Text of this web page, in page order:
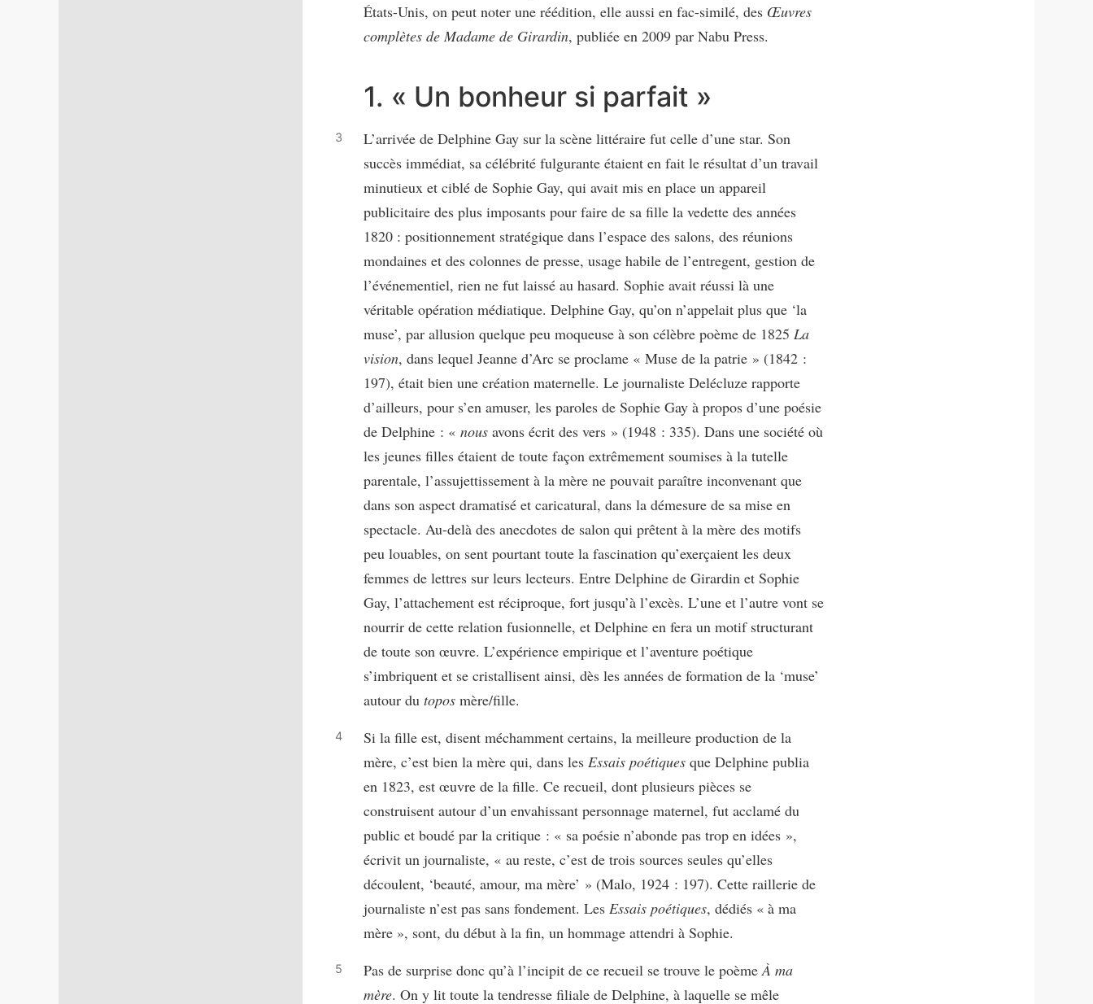
États-Unis, on peut noter une réédition, elle aussi en fac-similé, des Œuvres
complètes de Madame de Girardin, publiée en 2009 par Nabu Press.
1. « Un bonheur si parfait »
L’arrivée de Delphine Gay sur la scène littéraire fut celle d’une star. Son
succès immédiat, sa célébrité fulgurante étaient en fait le résultat d’un travail
minutieux et ciblé de Sophie Gay, qui avait mis en place un appareil
publicitaire des plus imposants pour faire de sa fille la vedette des années
1820 : positionnement stratégique dans l’espace des salons, des réunions
mondaines et des colonnes de presse, usage habile de l’entregent, gestion de
l’événementiel, rien ne fut laissé au hasard. Sophie avait réussi là une
véritable opération médiatique. Delphine Gay, qu’on n’appelait plus que ‘la
muse’, par allusion quelque peu moqueuse à son célèbre poème de 1825 La
vision, dans lequel Jeanne d’Arc se proclame « Muse de la patrie » (1842 :
197), était bien une création maternelle. Le journaliste Delécluze rapporte
d’ailleurs, pour s’en amuser, les paroles de Sophie Gay à propos d’une poésie
de Delphine : « nous avons écrit des vers » (1948 : 335). Dans une société où
les jeunes filles étaient de toute façon extrêmement soumises à la tutelle
parentale, l’assujettissement à la mère ne pouvait paraître inconvenant que
dans son aspect dramatisé et caricatural, dans la démesure de sa mise en
spectacle. Au-delà des anecdotes de salon qui prêtent à la mère des motifs
peu louables, on sent pourtant toute la fascination qu’exerçaient les deux
femmes de lettres sur leurs lecteurs. Entre Delphine de Girardin et Sophie
Gay, l’attachement est réciproque, fort jusqu’à l’excès. L’une et l’autre vont se
nourrir de cette relation fusionnelle, et Delphine en fera un motif structurant
de toute son œuvre. L’expérience empirique et l’aventure poétique
s’imbriquent et se cristallisent ainsi, dès les années de formation de la ‘muse’
autour du topos mère/fille.
Si la fille est, disent méchamment certains, la meilleure production de la
mère, c’est bien la mère qui, dans les Essais poétiques que Delphine publia
en 1823, est œuvre de la fille. Ce recueil, dont plusieurs pièces se
construisent autour d’un envahissant personnage maternel, fut acclamé du
public et boudé par la critique : « sa poésie n’abonde pas trop en idées »,
écrivit un journaliste, « au reste, c’est de trois sources seules qu’elles
découlent, ‘beauté, amour, ma mère’ » (Malo, 1924 : 197). Cette raillerie de
journaliste n’est pas sans fondement. Les Essais poétiques, dédiés « à ma
mère », sont, du début à la fin, un hommage attendri à Sophie.
Pas de surprise donc qu’à l’incipit de ce recueil se trouve le poème À ma
mère. On y lit toute la tendresse filiale de Delphine, à laquelle se mêle